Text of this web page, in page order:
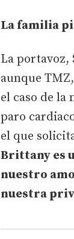
La familia
La portavoz,
aunque
el caso de la
paro
el que
Brittany es
nuestro
nuestra